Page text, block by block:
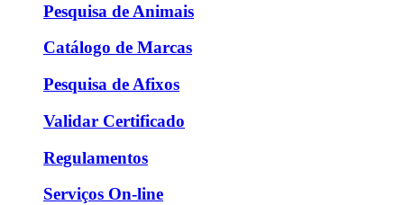
Pesquisa de Animais
Catálogo de Marcas
Pesquisa de Afixos
Validar Certificado
Regulamentos
Serviços On-line